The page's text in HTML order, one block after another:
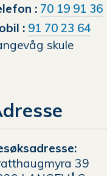
70 19 91 36
91 70 23 64
skule
39